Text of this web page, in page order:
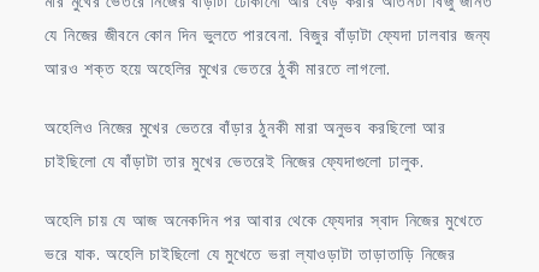
যে নিজের জীবনে কোন দিন ভুলতে পারবেনা. বিজুর বাঁড়াটা ফ্যেদা ঢালবার জন্য
আরও শক্ত হয়ে অহেলির মুখের ভেতরে ঠুকী মারতে লাগলো.
অহেলিও নিজের মুখের ভেতরে বাঁড়ার ঠুনকী মারা অনুভব করছিলো আর
চাইছিলো যে বাঁড়াটা তার মুখের ভেতরেই নিজের ফ্যেদাগুলো ঢালুক.
অহেলি চায় যে আজ অনেকদিন পর আবার থেকে ফ্যেদার স্বাদ নিজের মুখেতে
ভরে যাক. অহেলি চাইছিলো যে মুখেতে ভরা ল্যাওড়াটা তাড়াতাড়ি নিজের